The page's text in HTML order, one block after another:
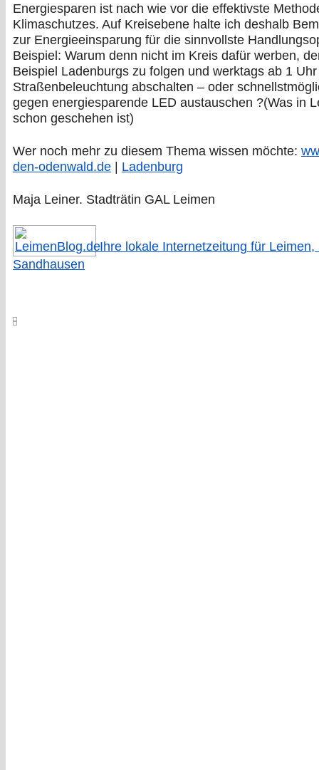
Energiesparen ist nach wie vor die effektivste
Klimaschutzes. Auf Kreisebene halte ich deshalb
zur Energieeinsparung für die sinnvollste
Beispiel: Warum denn nicht im Kreis dafür werben,
Beispiel Ladenburgs zu folgen und werktags ab 1
Straßenbeleuchtung abschalten – oder
gegen energiesparende LED austauschen ?(Was in
schon geschehen ist)
Wer noch mehr zu diesem Thema wissen möchte:
den-odenwald.de
Ladenburg
Maja Leiner. Stadträtin GAL Leimen
Ihre lokale Internetzeitung für Leimen,
Sandhausen